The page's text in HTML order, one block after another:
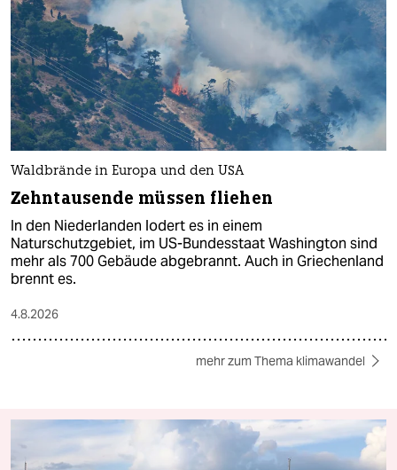
Waldbrände in Europa und den USA
Zehntausende müssen fliehen
In den Niederlanden lodert es in einem
Naturschutzgebiet, im US-Bundesstaat Washington sind
mehr als 700 Gebäude abgebrannt. Auch in Griechenland
brennt es.
4.8.2026
mehr zum Thema klimawandel